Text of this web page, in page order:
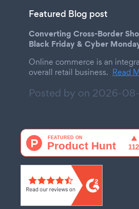
Featured Blog post
Converting Cross-Border
Black Friday & Cyber
Online commerce is an
overall retail business. Read
Posted by on 2026-